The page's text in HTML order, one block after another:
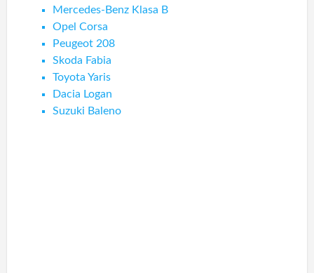
Mercedes-Benz Klasa B
Opel Corsa
Peugeot 208
Skoda Fabia
Toyota Yaris
Dacia Logan
Suzuki Baleno